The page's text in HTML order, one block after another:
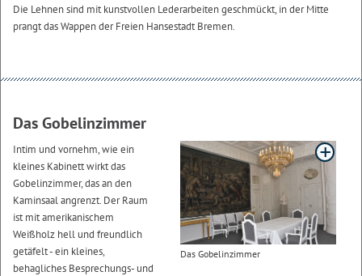
Die Lehnen sind mit kunstvollen Lederarbeiten geschmückt, in der Mitte
prangt das Wappen der Freien Hansestadt Bremen.
Das Gobelinzimmer
Das Gobelinzimmer
Intim und vornehm, wie ein
kleines Kabinett wirkt das
Gobelinzimmer, das an den
Kaminsaal angrenzt. Der Raum
ist mit amerikanischem
Weißholz hell und freundlich
getäfelt - ein kleines,
behagliches Besprechungs- und